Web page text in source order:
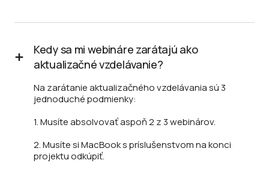
Kedy sa mi webináre zarátajú ako
aktualizačné vzdelávanie?
Na zarátanie aktualizačného vzdelávania sú 3
jednoduché podmienky:
1. Musíte absolvovať aspoň 2 z 3 webinárov.
2. Musíte si MacBook s príslušenstvom na konci
projektu odkúpiť.